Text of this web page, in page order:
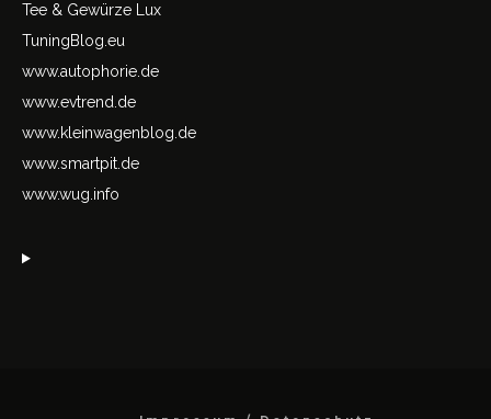
Tee & Gewürze Lux
TuningBlog.eu
www.autophorie.de
www.evtrend.de
www.kleinwagenblog.de
www.smartpit.de
www.wug.info